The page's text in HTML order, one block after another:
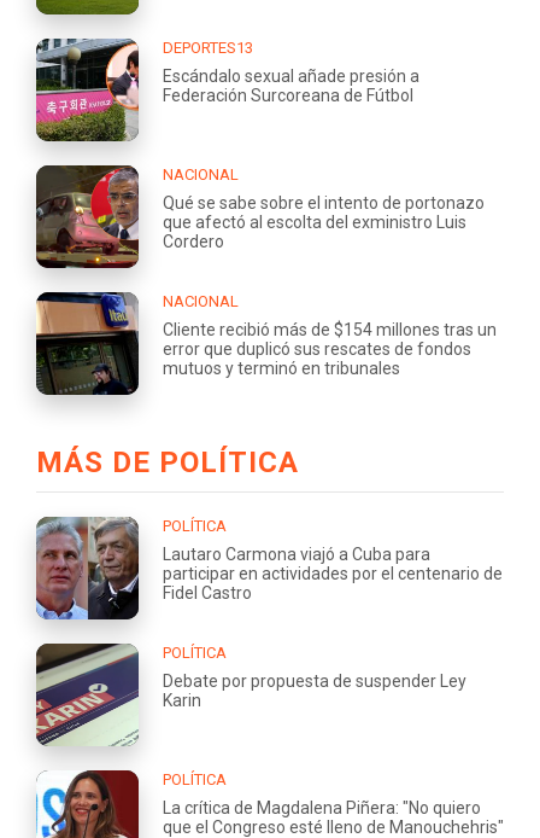
DEPORTES13
Escándalo sexual añade presión a
Federación Surcoreana de Fútbol
NACIONAL
Qué se sabe sobre el intento de portonazo
que afectó al escolta del exministro Luis
Cordero
NACIONAL
Cliente recibió más de $154 millones tras un
error que duplicó sus rescates de fondos
mutuos y terminó en tribunales
MÁS DE POLÍTICA
POLÍTICA
Lautaro Carmona viajó a Cuba para
participar en actividades por el centenario de
Fidel Castro
POLÍTICA
Debate por propuesta de suspender Ley
Karin
POLÍTICA
La crítica de Magdalena Piñera: "No quiero
que el Congreso esté lleno de Manouchehris"